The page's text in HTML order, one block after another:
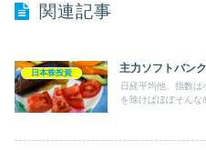
関連記事
日本株投資 主力ソフトバン
日経平均他、指数
を除けばほぼそんな